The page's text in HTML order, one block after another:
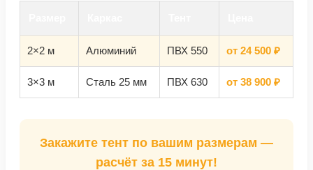
2×2 м Алюминий ПВХ 550 от 24 500 ₽
3×3 м Сталь 25 мм ПВХ 630 от 38 900 ₽
Закажите тент по вашим размерам —
расчёт за 15 минут!